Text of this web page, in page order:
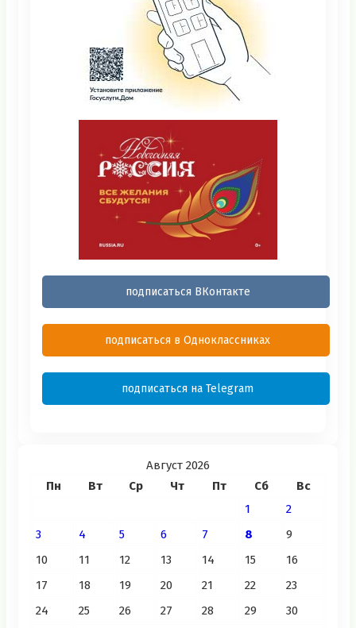
подписаться ВКонтакте
подписаться в Одноклассниках
подписаться на Telegram
Август 2026
Пн
Вт Ср Чт Пт Сб Вс
1
2
3
4 5 6 7 8
9
10
11 12 13 14 15
16
17
18 19 20 21 22
23
24
25 26 27 28 29
30